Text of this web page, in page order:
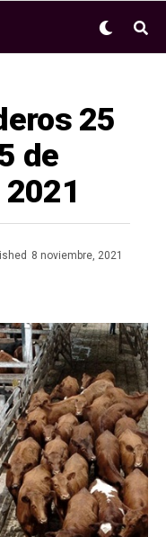
25
de
8 noviembre, 2021